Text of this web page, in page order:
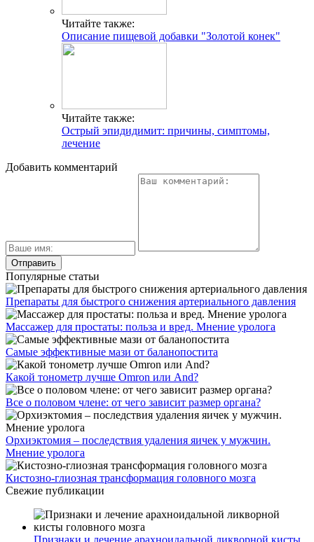
Читайте также:
Описание пищевой добавки "Золотой конек"
Читайте также:
Острый эпидидимит: причины, симптомы,
лечение
Добавить комментарий
Популярные статьи
Препараты для быстрого снижения артериального давления
Массажер для простаты: польза и вред. Мнение уролога
Самые эффективные мази от баланопостита
Какой тонометр лучше Omron или And?
Все о половом члене: от чего зависит размер органа?
Орхиэктомия – последствия удаления яичек у мужчин.
Мнение уролога
Кистозно-глиозная трансформация головного мозга
Свежие публикации
Признаки и лечение арахноидальной ликворной кисты